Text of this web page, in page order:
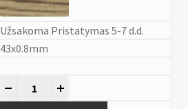
Užsakoma Pristatymas 5-7 d.d.
43x0.8mm